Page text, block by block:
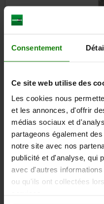
Consentement
Ce site web utilise des
Les cookies nous
et les annonces, d'offrir
médias sociaux et
partageons également
notre site avec nos
publicité et d'analyse, qui
avec d'autres
ou qu'ils ont collectées
à partir de 2,37 €
hors frais d’envoi
09230